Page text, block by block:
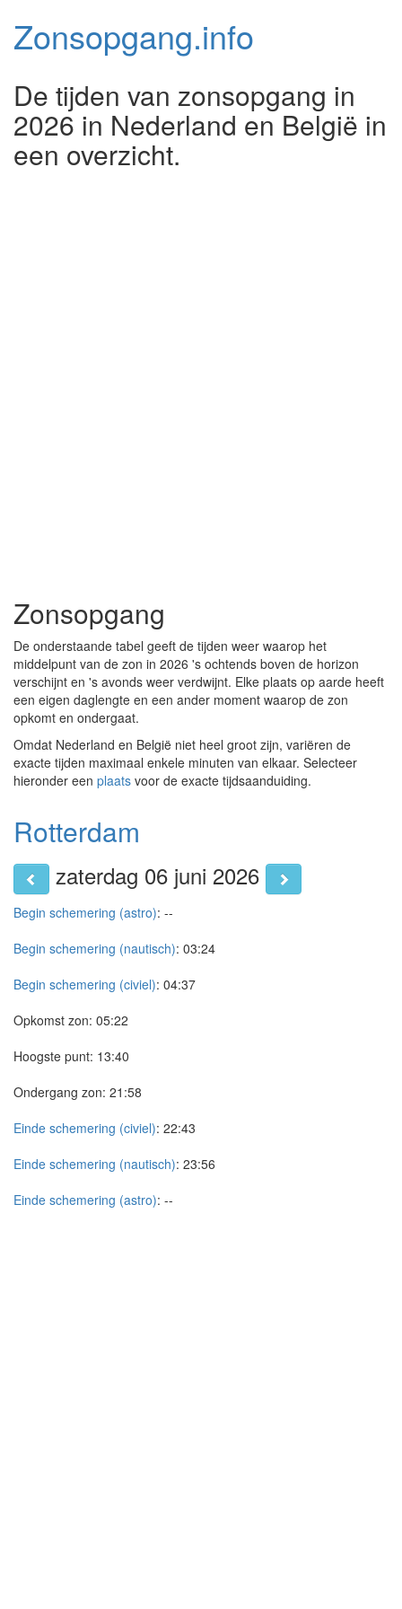
Zonsopgang.info
De tijden van zonsopgang in
2026 in Nederland en België in
een overzicht.
Zonsopgang
De onderstaande tabel geeft de tijden weer waarop het
middelpunt van de zon in 2026 's ochtends boven de horizon
verschijnt en 's avonds weer verdwijnt. Elke plaats op aarde heeft
een eigen daglengte en een ander moment waarop de zon
opkomt en ondergaat.
Omdat Nederland en België niet heel groot zijn, variëren de
exacte tijden maximaal enkele minuten van elkaar. Selecteer
hieronder een plaats voor de exacte tijdsaanduiding.
Rotterdam
zaterdag 06 juni 2026
Begin schemering (astro): --
Begin schemering (nautisch): 03:24
Begin schemering (civiel): 04:37
Opkomst zon: 05:22
Hoogste punt: 13:40
Ondergang zon: 21:58
Einde schemering (civiel): 22:43
Einde schemering (nautisch): 23:56
Einde schemering (astro): --